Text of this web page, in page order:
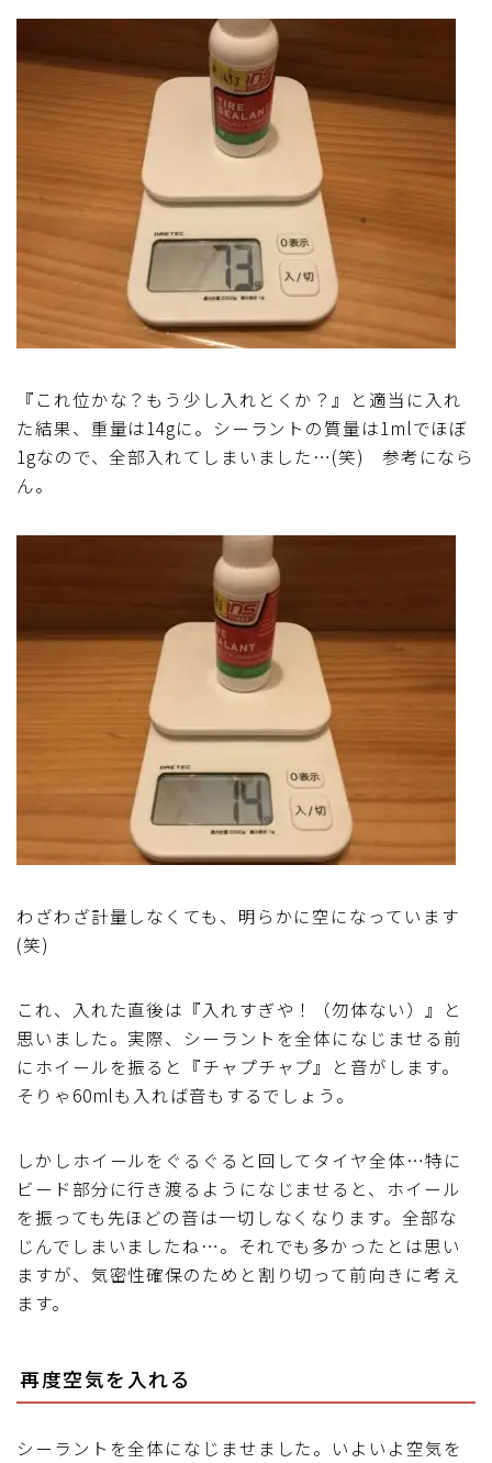
『これ位かな？もう少し入れとくか？』と適当に入れ
た結果、重量は14gに。シーラントの質量は1mlでほぼ
1gなので、全部入れてしまいました…(笑) 参考になら
ん。
わざわざ計量しなくても、明らかに空になっています
(笑)
これ、入れた直後は『入れすぎや！（勿体ない）』と
思いました。実際、シーラントを全体になじませる前
にホイールを振ると『チャプチャプ』と音がします。
そりゃ60mlも入れば音もするでしょう。
しかしホイールをぐるぐると回してタイヤ全体…特に
ビード部分に行き渡るようになじませると、ホイール
を振っても先ほどの音は一切しなくなります。全部な
じんでしまいましたね…。それでも多かったとは思い
ますが、気密性確保のためと割り切って前向きに考え
ます。
再度空気を入れる
シーラントを全体になじませました。いよいよ空気を